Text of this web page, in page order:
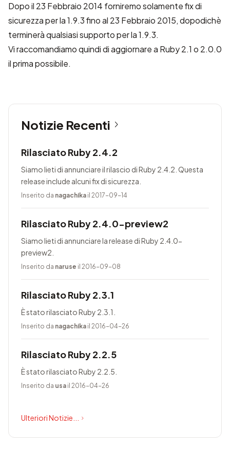
Dopo il 23 Febbraio 2014 forniremo solamente fix di
sicurezza per la 1.9.3 fino al 23 Febbraio 2015, dopodichè
terminerà qualsiasi supporto per la 1.9.3.
Vi raccomandiamo quindi di aggiornare a Ruby 2.1 o 2.0.0
il prima possibile.
Notizie Recenti
Rilasciato Ruby 2.4.2
Siamo lieti di annunciare il rilascio di Ruby 2.4.2. Questa
release include alcuni fix di sicurezza.
Inserito da nagachika il 2017-09-14
Rilasciato Ruby 2.4.0-preview2
Siamo lieti di annunciare la release di Ruby 2.4.0-
preview2.
Inserito da naruse il 2016-09-08
Rilasciato Ruby 2.3.1
È stato rilasciato Ruby 2.3.1.
Inserito da nagachika il 2016-04-26
Rilasciato Ruby 2.2.5
È stato rilasciato Ruby 2.2.5.
Inserito da usa il 2016-04-26
Ulteriori Notizie...